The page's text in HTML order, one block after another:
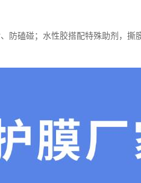
防磕碰；水性胶搭配特殊助剂，